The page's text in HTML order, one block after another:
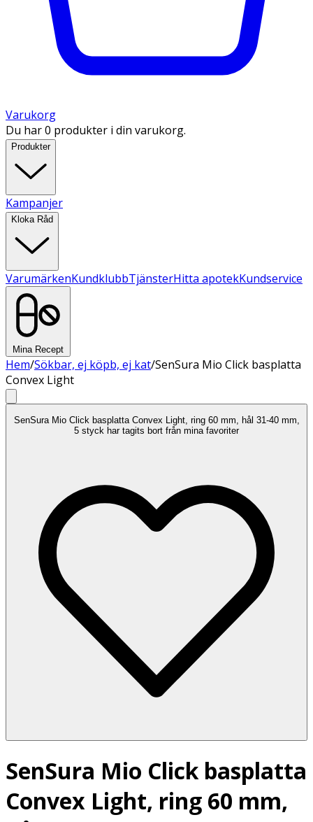
Varukorg
Du har 0 produkter i din varukorg.
Produkter
Kampanjer
Kloka Råd
VarumärkenKundklubbTjänsterHitta apotekKundservice
Mina Recept
Hem/Sökbar, ej köpb, ej kat/SenSura Mio Click basplatta
Convex Light
SenSura Mio Click basplatta Convex Light, ring 60 mm, hål 31-40 mm,
5 styck har tagits bort från mina favoriter
SenSura Mio Click basplatta
Convex Light, ring 60 mm,